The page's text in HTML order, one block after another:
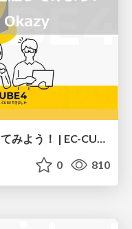
EC-CUBE4 Web API β版を触ってみよう！ | EC-CUBEオンラインUG（2020/04/09）
0 810